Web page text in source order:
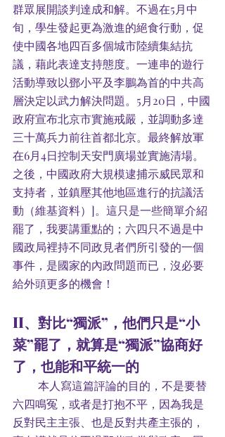
群眾展開談判達成和解。不過在5月中
旬，學生發起更為激進的絕食行動，促
使中國各地四百多個城市陸續集結抗
議，藉此表達支持態度。一連串的遊行
活動導致以鄧小平及李鵬為首的中共高
層決定以武力解決問題。5月20日，中國
政府宣布北京市實施戒嚴，並調動多達
三十萬兵力前往首都北京。最終解放軍
在6月4日控制天安門廣場並實施清場。
之後，中國政府大規模逮捕示威民眾和
支持者，並鎮壓其他地區進行的抗議活
動（維基資料）]。這只是一些簡單介紹
罷了，我要講重點的；六四只不過是中
國政局裡持不同政見者們所引發的一個
事件，是國家的內政問題而已，沒必要
給外頭更多的機會！
II、對比“獨派”，他們只是“小
菜”罷了，就算是“獨派”協商好
了，也能和平統一的
六四鳴冤，或者是打抱不平，因為我是
反對民主主張、也是反對共產主張的，